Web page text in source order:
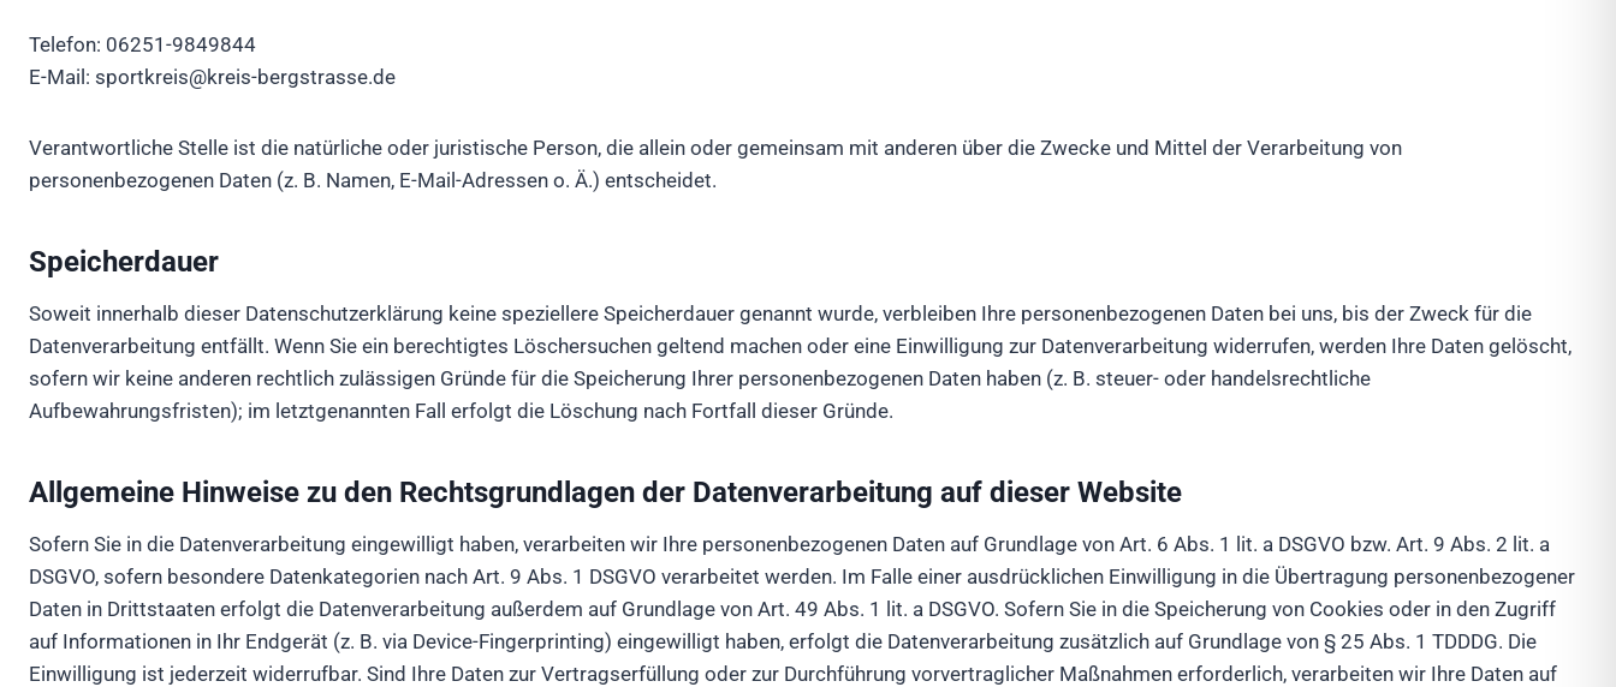
Telefon: 06251-9849844
E-Mail: sportkreis@kreis-bergstrasse.de
Verantwortliche Stelle ist die natürliche oder juristische Person, die allein oder gemeinsam mit anderen über die Zwecke und Mittel der Verarbeitung von
personenbezogenen Daten (z. B. Namen, E-Mail-Adressen o. Ä.) entscheidet.
Speicherdauer
Soweit innerhalb dieser Datenschutzerklärung keine speziellere Speicherdauer genannt wurde, verbleiben Ihre personenbezogenen Daten bei uns, bis der Zweck für die
Datenverarbeitung entfällt. Wenn Sie ein berechtigtes Löschersuchen geltend machen oder eine Einwilligung zur Datenverarbeitung widerrufen, werden Ihre Daten gelöscht,
sofern wir keine anderen rechtlich zulässigen Gründe für die Speicherung Ihrer personenbezogenen Daten haben (z. B. steuer- oder handelsrechtliche
Aufbewahrungsfristen); im letztgenannten Fall erfolgt die Löschung nach Fortfall dieser Gründe.
Allgemeine Hinweise zu den Rechtsgrundlagen der Datenverarbeitung auf dieser Website
Sofern Sie in die Datenverarbeitung eingewilligt haben, verarbeiten wir Ihre personenbezogenen Daten auf Grundlage von Art. 6 Abs. 1 lit. a DSGVO bzw. Art. 9 Abs. 2 lit. a
DSGVO, sofern besondere Datenkategorien nach Art. 9 Abs. 1 DSGVO verarbeitet werden. Im Falle einer ausdrücklichen Einwilligung in die Übertragung personenbezogener
Daten in Drittstaaten erfolgt die Datenverarbeitung außerdem auf Grundlage von Art. 49 Abs. 1 lit. a DSGVO. Sofern Sie in die Speicherung von Cookies oder in den Zugriff
auf Informationen in Ihr Endgerät (z. B. via Device-Fingerprinting) eingewilligt haben, erfolgt die Datenverarbeitung zusätzlich auf Grundlage von § 25 Abs. 1 TDDDG. Die
Einwilligung ist jederzeit widerrufbar. Sind Ihre Daten zur Vertragserfüllung oder zur Durchführung vorvertraglicher Maßnahmen erforderlich, verarbeiten wir Ihre Daten auf